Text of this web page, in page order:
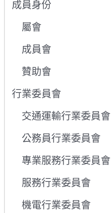
成員身份
屬會
成員會
贊助會
行業委員會
交通運輸行業委員會
公務員行業委員會
專業服務行業委員會
服務行業委員會
機電行業委員會